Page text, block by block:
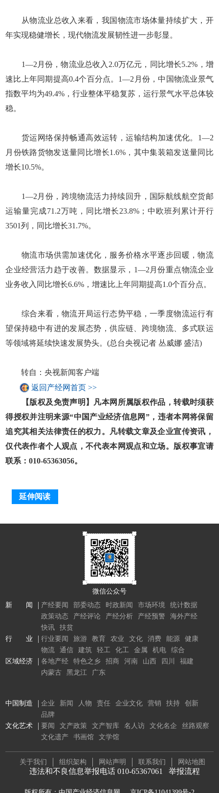
从物流业总收入来看，我国物流市场体量持续扩大，开
年实现稳健增长，现代物流发展韧性进一步彰显。
1—2月份，物流业总收入2.0万亿元，同比增长5.2%，增
速比上年同期提高0.4个百分点。1—2月份，中国物流业景气
指数平均为49.4%，行业整体平稳复苏，运行景气水平总体较
稳。
货运网络保持畅通高效运转，运输结构加速优化。1—2
月份铁路货物发送量同比增长1.6%，其中集装箱发送量同比
增长10.5%。
1—2月份，跨境物流活力持续回升，国际航线航空货邮
运输量完成71.2万吨，同比增长23.8%；中欧班列累计开行
3501列，同比增长31.7%。
物流市场供需加速优化，服务价格水平逐步回暖，物流
企业经营活力趋于改善。数据显示，1—2月份重点物流企业
业务收入同比增长6.6%，增速比上年同期提高1.0个百分点。
综合来看，物流开局运行态势平稳，一季度物流运行有
望保持稳中有进的发展态势，供应链、跨境物流、多式联运
等领域将延续快速发展势头。(总台央视记者 丛威娜 盛洁)
转自：央视新闻客户端
返回产经网首页 >>
【版权及免责声明】凡本网所属版权作品，转载时须获
得授权并注明来源“中国产业经济信息网”，违者本网将保留
追究其相关法律责任的权力。凡转载文章及企业宣传资讯，
仅代表作者个人观点，不代表本网观点和立场。版权事宜请
联系：010-65363056。
延伸阅读
微信公众号
新 闻
产经要闻 部委动态 时政新闻 市场环境
统计数据
政策动态
产经评论 产经分析 产经预警
海外产经
快讯
扶贫
行 业
行业要闻 旅游 教育 农业 文化 消费 能源
健康
物流
通信 建筑 轻工 化工 金属 机电
综合
区域经济
各地产经 特色之乡 招商 河南 山西 四川
福建
内蒙古
黑龙江 广东
中国制造 企业 新闻 人物 责任 企业文化 营销 扶持
创新
品牌
文化艺术
要闻 文产政策 文产智库 名人访 文化名企
丝路观察
文化遗产
书画馆 文学馆
关于我们 组织架构 网站声明 联系我们 网站地图
违法和不良信息举报电话 010-65367061 举报流程